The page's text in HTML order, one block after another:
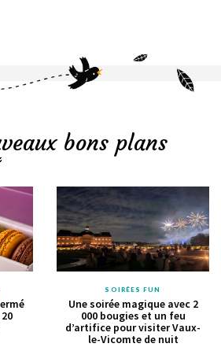
bons plans
SOIRÉES FUN
Une soirée magique avec 2
000 bougies et un feu
d’artifice pour visiter Vaux-
le-Vicomte de nuit